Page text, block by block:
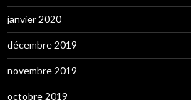
janvier 2020
décembre 2019
novembre 2019
octobre 2019